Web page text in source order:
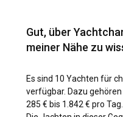
Dank zahlreicher
Cienfuegos zu
Cienfuegos angeboten
abenteuerlustige
Landroute, die durch
und dabei einen
Gut, über
meiner Nähe zu
Es sind 10 Yachten für
verfügbar. Dazu
285 € bis 1.842 € pro